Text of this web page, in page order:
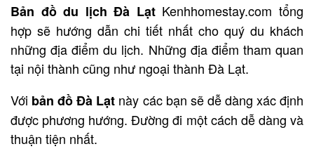
Bản đồ du lịch Đà LạtKenhhomestay.com tổng
hợp sẽ hướng dẫn chi tiết nhất cho quý du khách
những địa điểm du lịch. Những địa điểm tham quan
tại nội thành cũng như ngoại thành Đà Lạt.
Với bản đồ Đà Lạt này các bạn sẽ dễ dàng xác định
được phương hướng. Đường đi một cách dễ dàng và
thuận tiện nhất.